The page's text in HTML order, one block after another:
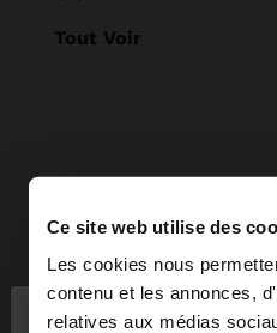
Ce site web utilise des
Les cookies nous
contenu et les annonces,
relatives aux médias
bonjour
Tout Voir
Parfois Vêtements